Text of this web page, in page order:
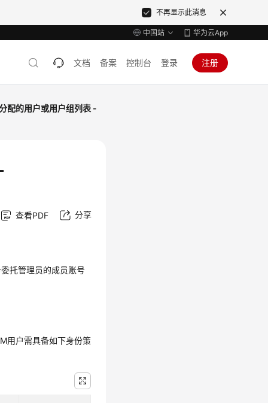
不再显示此消息
中国站 华为云App
文档 备案 控制台 登录 注册
配的用户或用户组列表 -
查看PDF 分享
托管理员的成员账号
用户需具备如下身份策